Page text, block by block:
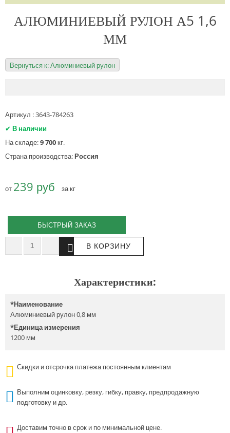
АЛЮМИНИЕВЫЙ РУЛОН А5 1,6
ММ
Вернуться к: Алюминиевый рулон
Артикул : 3643-784263
✔ В наличии
На складе:9 700кг.
Страна производства:Россия
от 239 руб за кг
БЫСТРЫЙ ЗАКАЗ
Характеристики:
*Наименование
Алюминиевый рулон 0,8 мм
*Единица измерения
1200 мм
Скидки и отсрочка платежа постоянным клиентам
Выполним оцинковку, резку, гибку, правку, предпродажную
подготовку и др.
Доставим точно в срок и по минимальной цене.